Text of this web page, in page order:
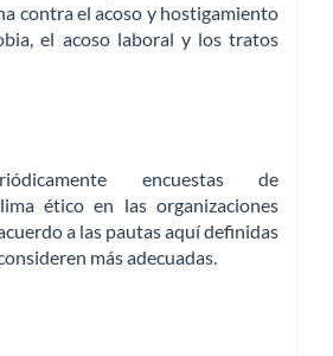
contra el acoso y hostigamiento
el acoso laboral y los tratos
encuestas de
ético en las organizaciones
a las pautas aquí definidas
más adecuadas.